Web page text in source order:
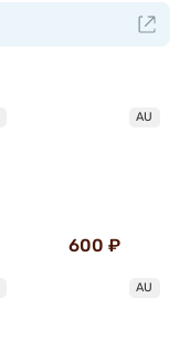
AU
600 ₽
AU